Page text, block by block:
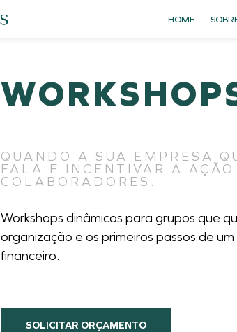
HOME
QUANDO A SUA EMPRESA
FALA E INCENTIVAR A AÇÃO
COLABORADORES.
Workshops dinâmicos para grupos que
organização e os primeiros passos de
financeiro.
SOLICITAR ORÇAMENTO